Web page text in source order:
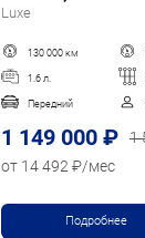
Luxe
130 000 км
1.6 л.
Передний
1 149 000 ₽
1
от 14 492 ₽/мес
Подробнее